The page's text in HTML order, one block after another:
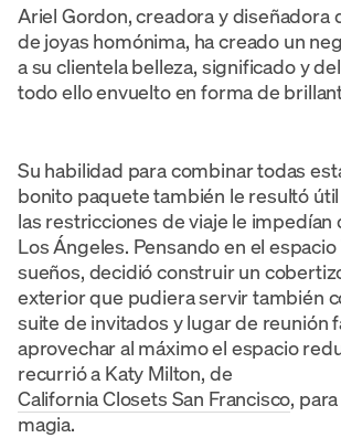
Ariel Gordon, creadora y diseñadora
de joyas homónima, ha creado un
a su clientela belleza, significado y
todo ello envuelto en forma de
Su habilidad para combinar todas
bonito paquete también le resultó
las restricciones de viaje le impedían
Los Ángeles. Pensando en el
sueños, decidió construir un
exterior que pudiera servir también
suite de invitados y lugar de reunión
aprovechar al máximo el espacio
recurrió a Katy Milton, de
California Closets San Francisco,
magia.